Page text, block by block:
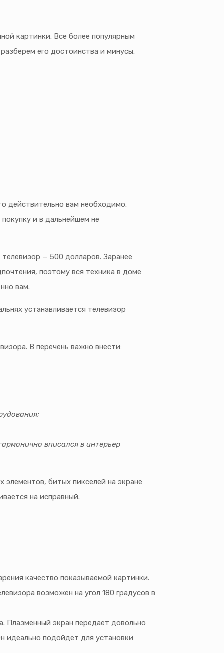
картинки. Все более популярным
его достоинства и минусы.
действительно вам необходимо.
и в дальнейшем не
— 500 долларов. Заранее
поэтому вся техника в доме
вам.
устанавливается телевизор
В перечень важно внести:
вписался в интерьер
элементов, битых пикселей на экране
на исправный.
качество показываемой картинки.
возможен на угол 180 градусов в
Плазменный экран передает довольно
идеально подойдет для установки